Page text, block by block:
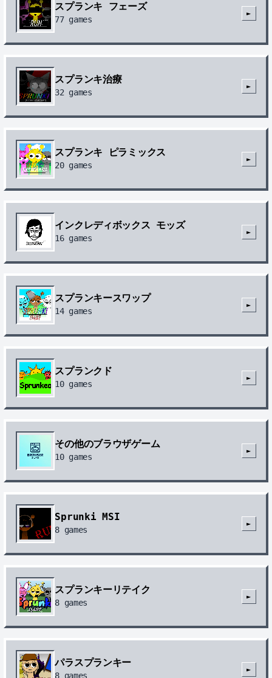
スプランキ フェーズ
77games
►
スプランキ治療
32 games
►
スプランキ ピラミックス
20games
►
インクレディボックス モッズ
16games
►
スプランキースワップ
14games
►
スプランクド
10games
►
その他のブラウザゲーム
10games
►
Sprunki MSI
8 games
►
スプランキーリテイク
8 games
►
パラスプランキー
8 games
►